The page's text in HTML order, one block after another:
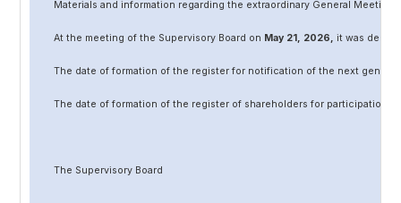
Materials and information regarding the extraordinary General
At the meeting of the Supervisory Board on May21, 2026, it was
The date of formation of the register for notification of the next
The date of formation of the register of shareholders for participation
The Supervisory Board